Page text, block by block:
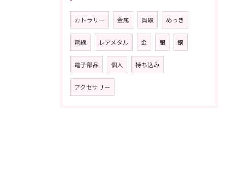
カトラリー 金属 買取 めっき
電線 レアメタル 金 銀 銅
電子部品 個人 持ち込み
アクセサリー